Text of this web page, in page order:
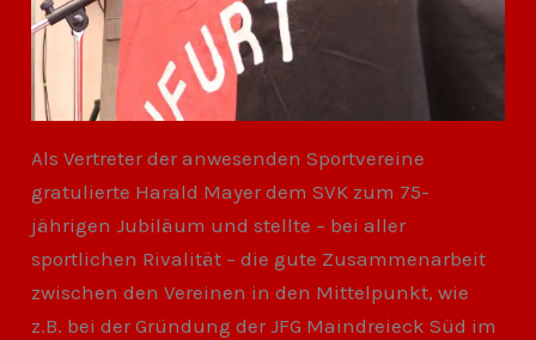
Als Vertreter der anwesenden Sportvereine
gratulierte Harald Mayer dem SVK zum 75-
jährigen Jubiläum und stellte – bei aller
sportlichen Rivalität – die gute Zusammenarbeit
zwischen den Vereinen in den Mittelpunkt, wie
z.B. bei der Gründung der JFG Maindreieck Süd im